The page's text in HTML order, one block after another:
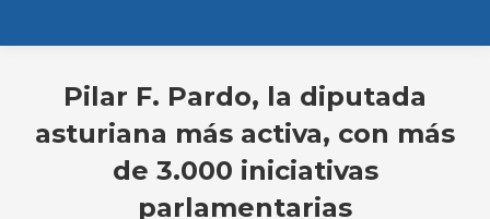
Pilar F. Pardo, la diputada
asturiana más activa, con más
de 3.000 iniciativas
parlamentarias